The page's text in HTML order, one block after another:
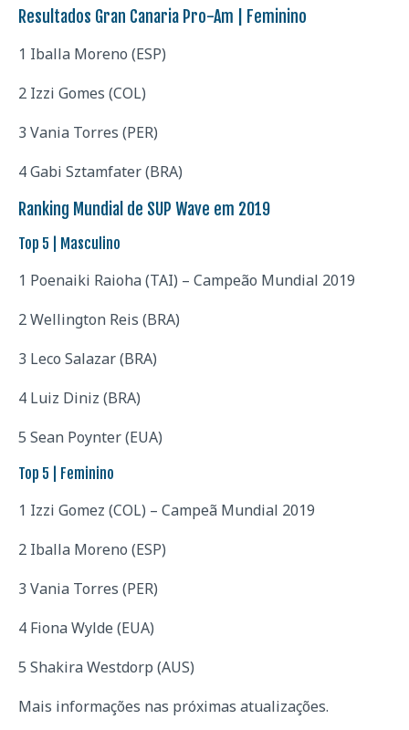
Resultados Gran Canaria Pro-Am | Feminino
1 Iballa Moreno (ESP)
2 Izzi Gomes (COL)
3 Vania Torres (PER)
4 Gabi Sztamfater (BRA)
Ranking Mundial de SUP Wave em 2019
Top 5 | Masculino
1 Poenaiki Raioha (TAI) – Campeão Mundial 2019
2 Wellington Reis (BRA)
3 Leco Salazar (BRA)
4 Luiz Diniz (BRA)
5 Sean Poynter (EUA)
Top 5 | Feminino
1 Izzi Gomez (COL) – Campeã Mundial 2019
2 Iballa Moreno (ESP)
3 Vania Torres (PER)
4 Fiona Wylde (EUA)
5 Shakira Westdorp (AUS)
Mais informações nas próximas atualizações.